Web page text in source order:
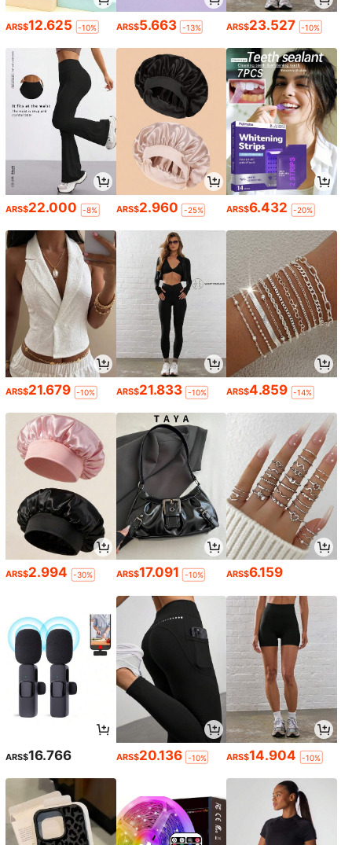
ARS$12.625 -10% ARS$5.663 -13% ARS$23.527 -10%
ARS$22.000 -8% ARS$2.960 -25% ARS$6.432 -20%
ARS$21.679 -10% ARS$21.833 -10% ARS$4.859 -14%
ARS$2.994 -30% ARS$17.091 -10% ARS$6.159
ARS$16.766 ARS$20.136 -10% ARS$14.904 -10%